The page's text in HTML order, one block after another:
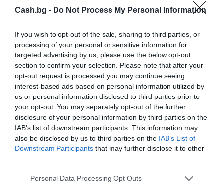
Cash.bg - Do Not Process My Personal Information
If you wish to opt-out of the sale, sharing to third parties, or
processing of your personal or sensitive information for
targeted advertising by us, please use the below opt-out
section to confirm your selection. Please note that after your
opt-out request is processed you may continue seeing
interest-based ads based on personal information utilized by
us or personal information disclosed to third parties prior to
your opt-out. You may separately opt-out of the further
disclosure of your personal information by third parties on the
IAB’s list of downstream participants. This information may
also be disclosed by us to third parties on the IAB’s List of
Downstream Participants that may further disclose it to other
Personal Data Processing Opt Outs
Древен храм на почти 900 години
откриха под кафене за сладолед в
Полша
07.08.2026 / 16:00